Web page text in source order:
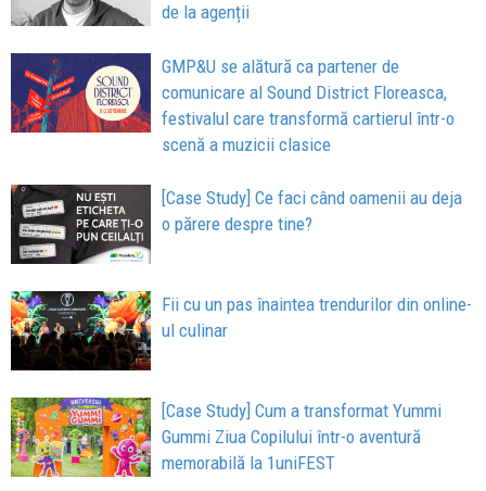
de la agenții
GMP&U se alătură ca partener de
comunicare al Sound District Floreasca,
festivalul care transformă cartierul într-o
scenă a muzicii clasice
[Case Study] Ce faci când oamenii au deja
o părere despre tine?
Fii cu un pas înaintea trendurilor din online-
ul culinar
[Case Study] Cum a transformat Yummi
Gummi Ziua Copilului într-o aventură
memorabilă la 1uniFEST